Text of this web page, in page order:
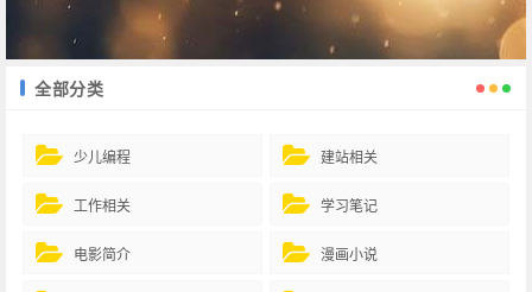
全部分类
少儿编程 建站相关
工作相关 学习笔记
电影简介 漫画小说